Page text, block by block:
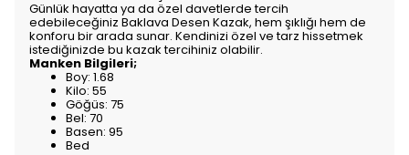
Günlük hayatta ya da özel davetlerde tercih
edebileceğiniz Baklava Desen Kazak, hem şıklığı hem de
konforu bir arada sunar. Kendinizi özel ve tarz hissetmek
istediğinizde bu kazak tercihiniz olabilir.
Manken Bilgileri;
Boy: 1.68
Kilo: 55
Göğüs: 75
Bel: 70
Basen: 95
Bed